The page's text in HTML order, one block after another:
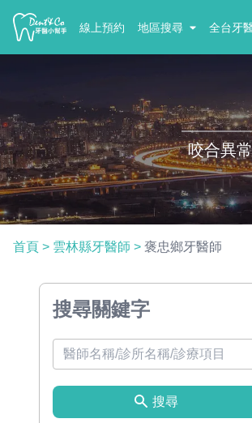
線上預約 地區搜尋 全台牙
咬合異
首頁 > 雲林縣牙醫師 > 褒忠鄉牙醫師
搜尋關鍵字
搜尋